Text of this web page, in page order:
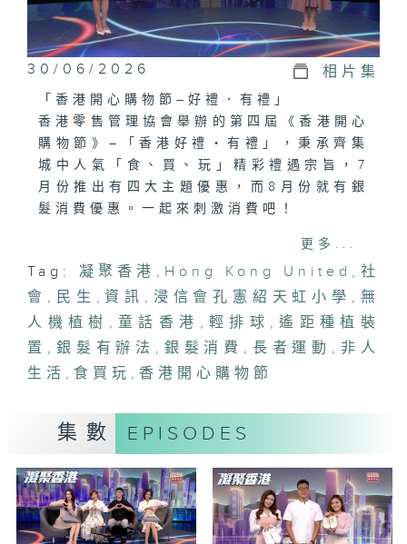
30/06/2026 相片集
「香港開心購物節–好禮．有禮」
香港零售管理協會舉辦的第四屆《香港開心
購物節》–「香港好禮‧有禮」，秉承齊集
城中人氣「食、買、玩」精彩禮遇宗旨，7
月份推出有四大主題優惠，而8月份就有銀
髮消費優惠。一起來刺激消費吧！
近年本港山火頻繁，災後重建山林耗用大量
人力物力，成本高昂。有中學生團隊設計遙
距種植裝置，通過設有定位系統GPS的無
人機，將已加入水分及廚餘肥料的幼苗，
輕排球是一種球類團體運動，比傳統排球更
各年齡層參與。長者打輕排球，在課程中怎
樣體驗運動的樂趣，展現無限活力？
「童話香港-非人生活」
更多...
Tag: 凝聚香港 , Hong Kong United , 社
會 , 民生 , 資訊 , 浸信會孔憲紹天虹小學 , 無
人機植樹 , 童話香港 , 輕排球 , 遙距種植裝
置 , 銀髮有辦法 , 銀髮消費 , 長者運動 , 非人
生活 , 食買玩 , 香港開心購物節
集數 EPISODES